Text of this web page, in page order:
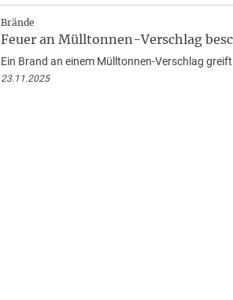
Brände
Feuer an Mülltonnen-Verschlag
Ein Brand an einem Mülltonnen-Verschlag
23.11.2025